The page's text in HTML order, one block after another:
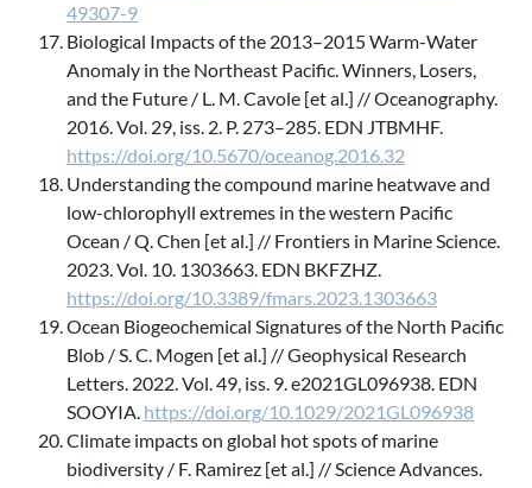
49307-9
Biological Impacts of the 2013–2015 Warm-Water
Anomaly in the Northeast Pacific. Winners, Losers,
and the Future / L. M. Cavole [et al.] // Oceanography.
2016. Vol. 29, iss. 2. P. 273–285. EDN JTBMHF.
https://doi.org/10.5670/oceanog.2016.32
Understanding the compound marine heatwave and
low-chlorophyll extremes in the western Pacific
Ocean / Q. Chen [et al.] // Frontiers in Marine Science.
2023. Vol. 10. 1303663. EDN BKFZHZ.
https://doi.org/10.3389/fmars.2023.1303663
Ocean Biogeochemical Signatures of the North Pacific
Blob / S. C. Mogen [et al.] // Geophysical Research
Letters. 2022. Vol. 49, iss. 9. e2021GL096938. EDN
SOOYIA. https://doi.org/10.1029/2021GL096938
Climate impacts on global hot spots of marine
biodiversity / F. Ramirez [et al.] // Science Advances.